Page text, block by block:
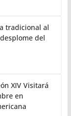
tradicional al
del
XIV Visitará
en